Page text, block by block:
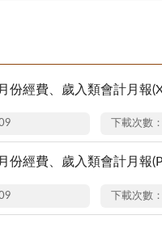
份經費、歲入類會計月報
下載次數
份經費、歲入類會計月報
下載次數